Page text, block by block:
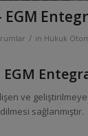
EGM
/ in Hukuk
EGM
ve
sağlanmıştır.